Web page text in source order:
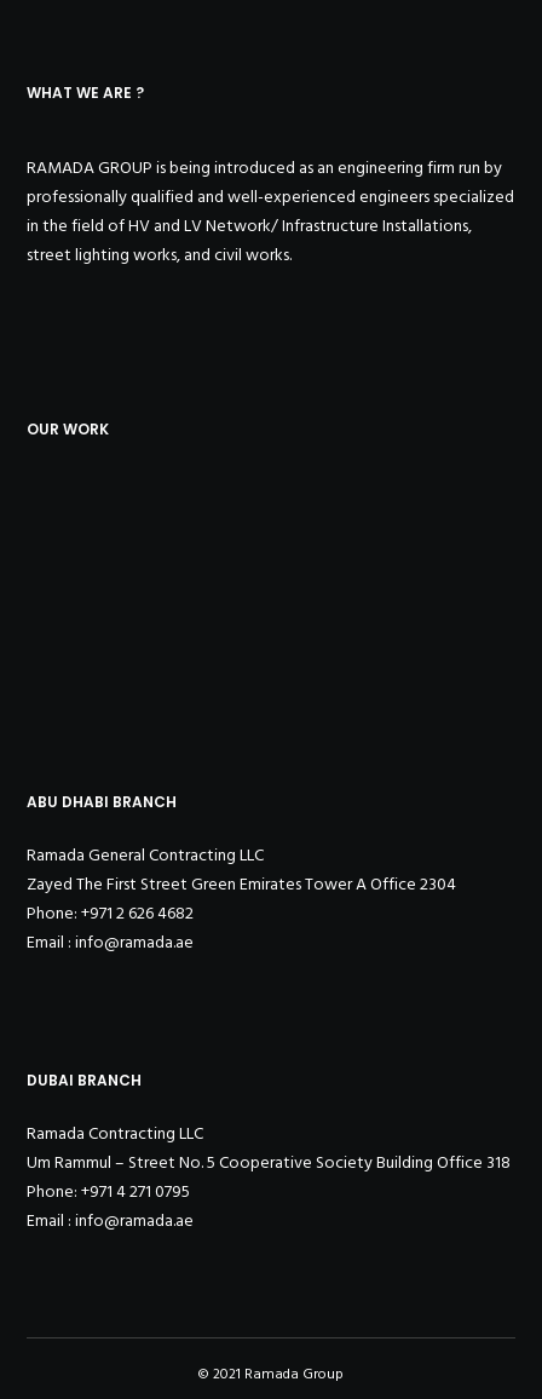
WHAT WE ARE ?
RAMADA GROUP is being introduced as an engineering firm run by
professionally qualified and well-experienced engineers specialized
in the field of HV and LV Network/ Infrastructure Installations,
street lighting works, and civil works.
OUR WORK
ABU DHABI BRANCH
Ramada General Contracting LLC
Zayed The First Street Green Emirates Tower A Office 2304
Phone: +971 2 626 4682
Email : info@ramada.ae
DUBAI BRANCH
Ramada Contracting LLC
Um Rammul – Street No. 5 Cooperative Society Building Office 318
Phone: +971 4 271 0795
Email : info@ramada.ae
© 2021 Ramada Group